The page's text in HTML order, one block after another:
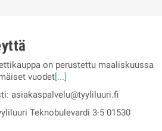
on perustettu maaliskuussa
vuodet [...]
asiakaspalvelu@tyyliluuri.fi
Teknobulevardi 3-5 01530